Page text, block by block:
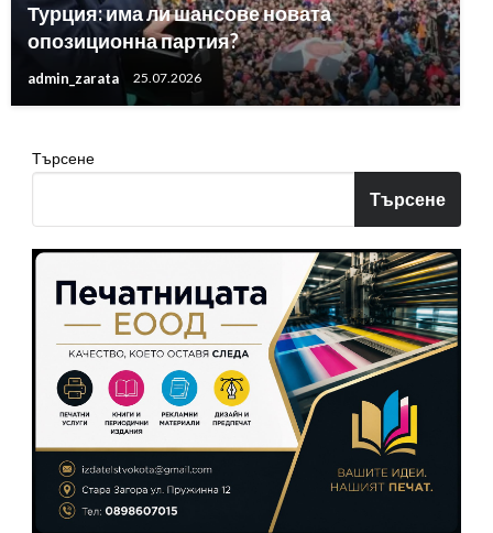
Турция: има ли шансове новата
опозиционна партия?
admin_zarata 25.07.2026
Търсене
Търсене